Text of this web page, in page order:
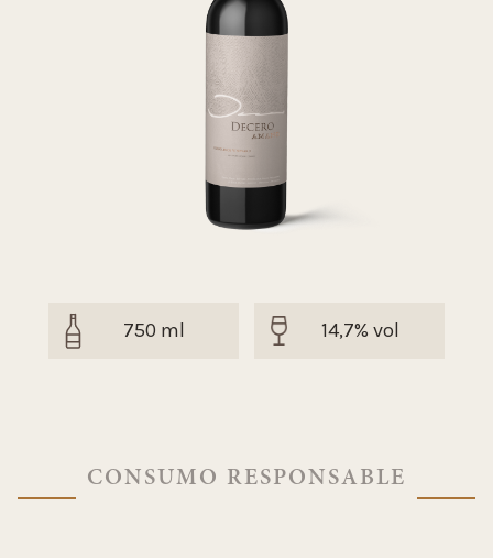
750 ml 14,7% vol
CONSUMO RESPONSABLE